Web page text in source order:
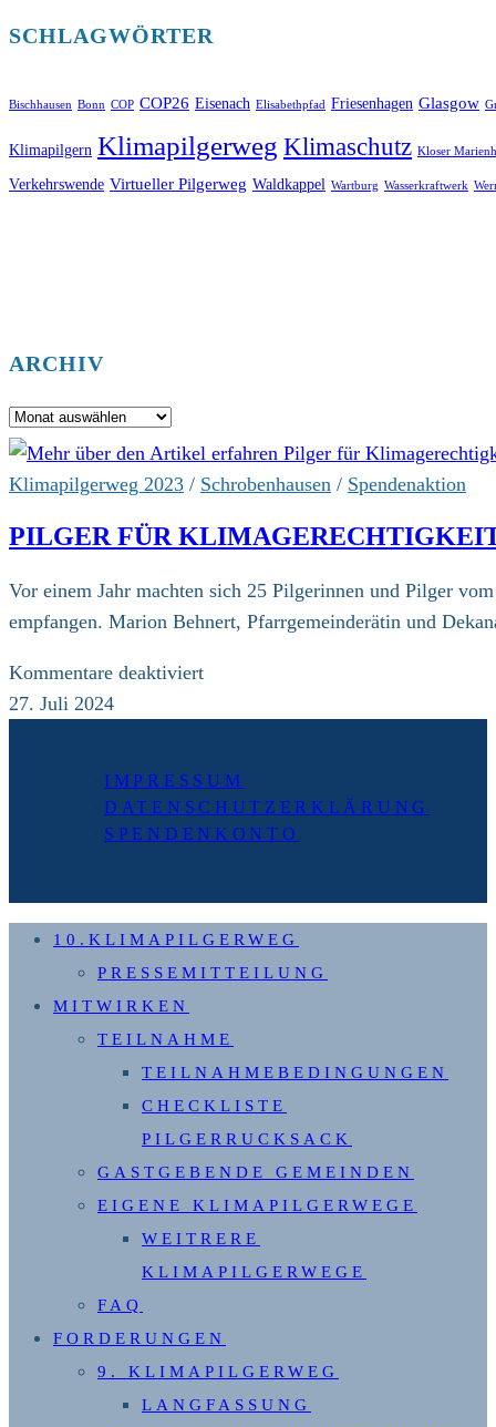
SCHLAGWÖRTER
Bischhausen Bonn COP COP26 Eisenach Elisabethpfad Friesenhagen Glasgow
Klimapilgern Klimapilgerweg Klimaschutz Kloser
Verkehrswende Virtueller Pilgerweg Waldkappel Wartburg Wasserkraftwerk
ARCHIV
Archiv
Klimapilgerweg 2023 / Schrobenhausen / Spendenaktion
PILGER FÜR
Vor einem Jahr machten sich 25 Pilgerinnen und Pilger
empfangen. Marion Behnert, Pfarrgemeinderätin und
Kommentare deaktiviertfür
unterstützen
Schrobenhausen
27. Juli 2024
IMPRESSUM
DATENSCHUTZERKLÄRUNG
SPENDENKONTO
10.KLIMAPILGERWEG
PRESSEMITTEILUNG
MITWIRKEN
TEILNAHME
TEILNAHMEBEDINGUNGEN
CHECKLISTE
PILGERRUCKSACK
GASTGEBENDE GEMEINDEN
EIGENE KLIMAPILGERWEGE
WEITRERE
KLIMAPILGERWEGE
FAQ
FORDERUNGEN
9. KLIMAPILGERWEG
LANGFASSUNG